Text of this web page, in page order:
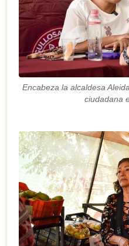
Encabeza la alcaldesa
ciudadana